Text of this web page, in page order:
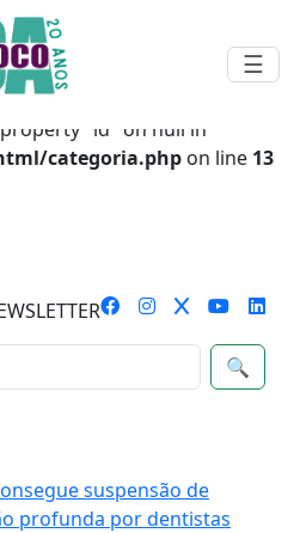
0 in
categoria.php
on line13
"id" on null in
categoria.php on line 13
☰
🔍
suspensão de
profunda por dentistas